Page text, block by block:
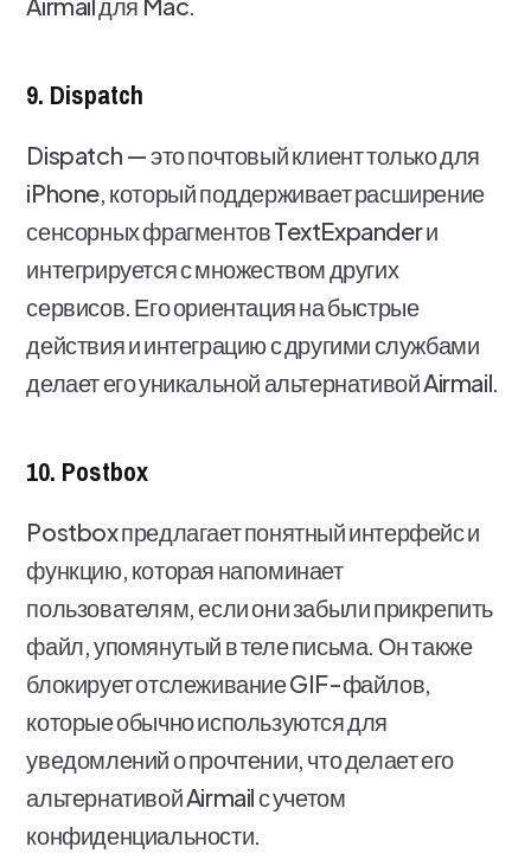
9. Dispatch
Dispatch — это почтовый клиент только для
iPhone, который поддерживает расширение
сенсорных фрагментов TextExpander и
интегрируется с множеством других
сервисов. Его ориентация на быстрые
действия и интеграцию с другими службами
делает его уникальной альтернативой Airmail.
10. Postbox
Postbox предлагает понятный интерфейс и
функцию, которая напоминает
пользователям, если они забыли прикрепить
файл, упомянутый в теле письма. Он также
блокирует отслеживание GIF-файлов,
которые обычно используются для
уведомлений о прочтении, что делает его
альтернативой Airmail с учетом
конфиденциальности.